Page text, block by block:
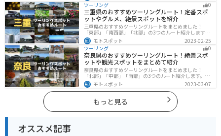
ができます。バイクで岐阜県にツーリングに行く際は参
考にしてください。
ツーリング
0
三重県のおすすめツーリングルート！定番スポ
ットやグルメ、絶景スポットを紹介
三重県のおすすめツーリングルートをまとめました！
「東部」「南西部」「北部」の3つのルート紹介します。
標高の高いスカイラインからリアス式海岸まであるの
で、飽きることなくツーリングを堪能できます。バイク
で三重県にツーリングに行く際は参考にしてください。
モトスポット
2023-02-25
ツーリング
0
奈良県のおすすめツーリングルート！絶景スポ
ットや観光スポットをまとめて紹介
奈良県のおすすめツーリングルートをまとめました！
「北部」「中部」「南部」の3つのルート紹介します。歴
史のある神社寺院が多数あり、自然豊かや山々、グルメ
を満喫するツーリングができます。バイクで奈良県にツ
ーリングに行く際は参考にしてください。
モトスポット 2023-03-07
もっと見る
オススメ記事